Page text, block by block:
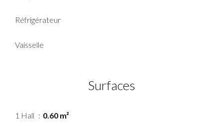
Réfrigérateur
Vaisselle
Surfaces
1 Hall 0.60 m²